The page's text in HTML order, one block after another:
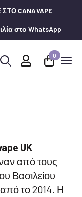
CANAVAPE
στο WhatsApp
0
UK
από τους
Βασιλείου
το 2014. Η